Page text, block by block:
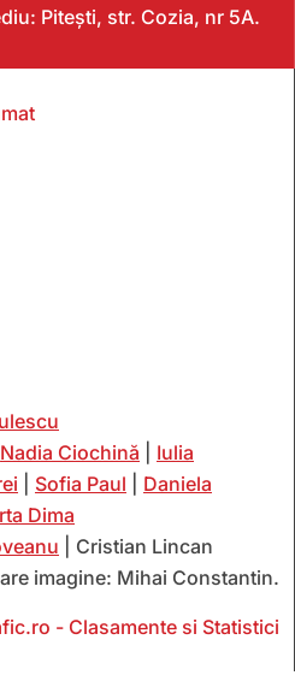
Pitești, str. Cozia, nr 5A.
Nadia Ciochină
Iulia
Sofia Paul
Daniela
Dima
| Cristian Lincan
imagine: Mihai Constantin.